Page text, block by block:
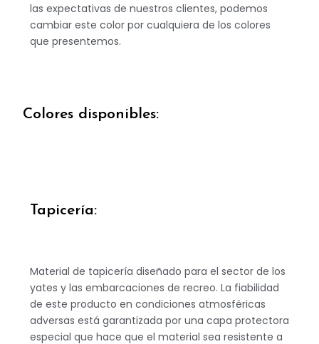
las expectativas de nuestros clientes, podemos
cambiar este color por cualquiera de los colores
que presentemos.
Colores disponibles:
Tapicería:
Material de tapicería diseñado para el sector de los
yates y las embarcaciones de recreo. La fiabilidad
de este producto en condiciones atmosféricas
adversas está garantizada por una capa protectora
especial que hace que el material sea resistente a